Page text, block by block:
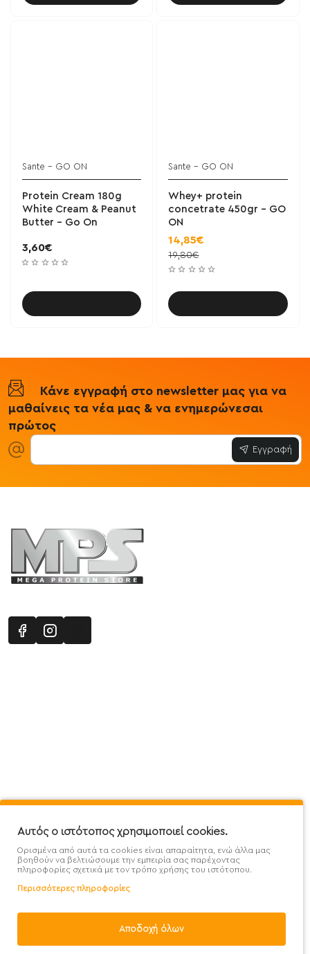
Sante - GO ON
Protein Cream 180g
White Cream & Peanut
Butter - Go On
3,60€
Sante - GO ON
Whey+ protein
concetrate 450gr - GO
ON
14,85€
19,80€
Κάνε εγγραφή στο newsletter μας για να
μαθαίνεις τα νέα μας & να ενημερώνεσαι
πρώτος
Εγγραφή
Χάρτης Ιστότοπου
Προσφορές - Clearence
Σύγκριση
GDPR
Χονδρική
Φίλτρα
Αυτός ο ιστότοπος χρησιμοποιεί cookies.
Ορισμένα από αυτά τα cookies είναι απαραίτητα, ενώ άλλα μας
βοηθούν να βελτιώσουμε την εμπειρία σας παρέχοντας
πληροφορίες σχετικά με τον τρόπο χρήσης του ιστότοπου.
Περισσότερες πληροφορίες
Αποδοχή όλων